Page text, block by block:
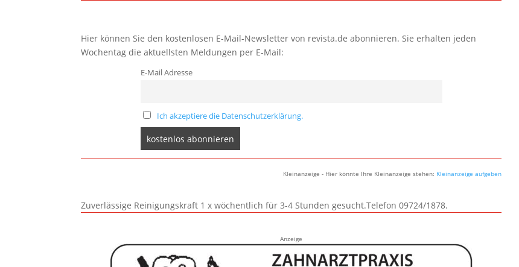
Hier können Sie den kostenlosen E-Mail-Newsletter von revista.de abonnieren. Sie erhalten jeden
Wochentag die aktuellsten Meldungen per E-Mail:
E-Mail Adresse
Ich akzeptiere die Datenschutzerklärung.
Kleinanzeige - Hier könnte Ihre Kleinanzeige stehen: Kleinanzeige aufgeben
Zuverlässige Reinigungskraft 1 x wöchentlich für 3-4 Stunden gesucht.Telefon 09724/1878.
Anzeige